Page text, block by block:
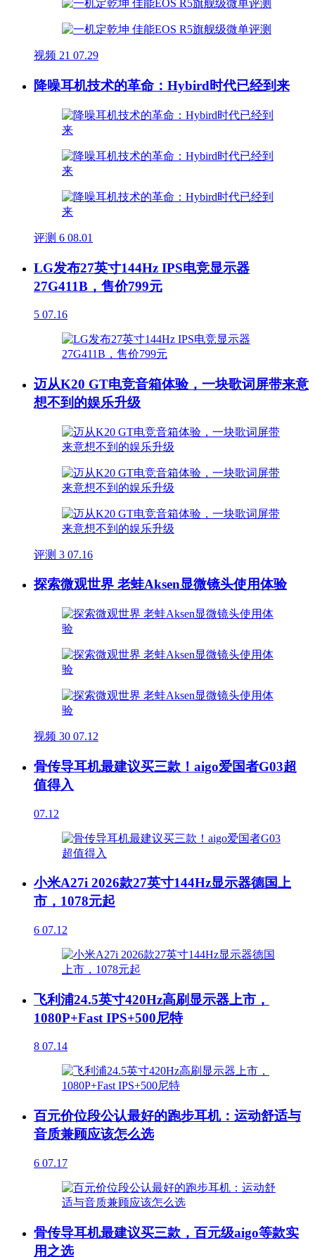
视频 21 07.29
降噪耳机技术的革命：Hybird时代已经到来
评测 6 08.01
LG发布27英寸144Hz IPS电竞显示器
27G411B，售价799元
5 07.16
迈从K20 GT电竞音箱体验，一块歌词屏带来意
想不到的娱乐升级
评测 3 07.16
探索微观世界 老蛙Aksen显微镜头使用体验
视频 30 07.12
骨传导耳机最建议买三款！aigo爱国者G03超
值得入
07.12
小米A27i 2026款27英寸144Hz显示器德国上
市，1078元起
6 07.12
飞利浦24.5英寸420Hz高刷显示器上市，
1080P+Fast IPS+500尼特
8 07.14
百元价位段公认最好的跑步耳机：运动舒适与
音质兼顾应该怎么选
6 07.17
骨传导耳机最建议买三款，百元级aigo等款实
用之选